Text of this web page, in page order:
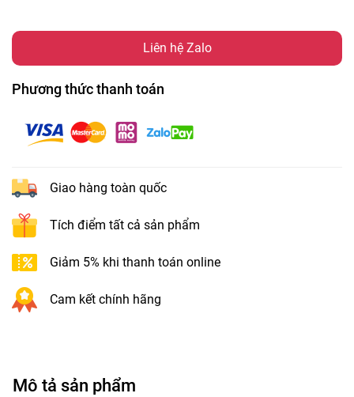
Liên hệ Zalo
Phương thức thanh toán
Giao hàng toàn quốc
Tích điểm tất cả sản phẩm
Giảm 5% khi thanh toán online
Cam kết chính hãng
Mô tả sản phẩm